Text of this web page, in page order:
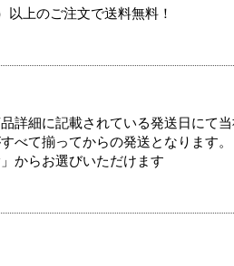
上のご注文で送料無料！
詳細に記載されている発送日にて当
べて揃ってからの発送となります。
からお選びいただけます